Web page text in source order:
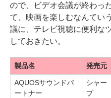
ので、ビデオ会議が終わっ
て、映画を楽しむなんてい
議に、テレビ視聴に便利な
しておきたい。
製品名 発売元
AQUOSサウンドパ
ートナー
シャー
プ